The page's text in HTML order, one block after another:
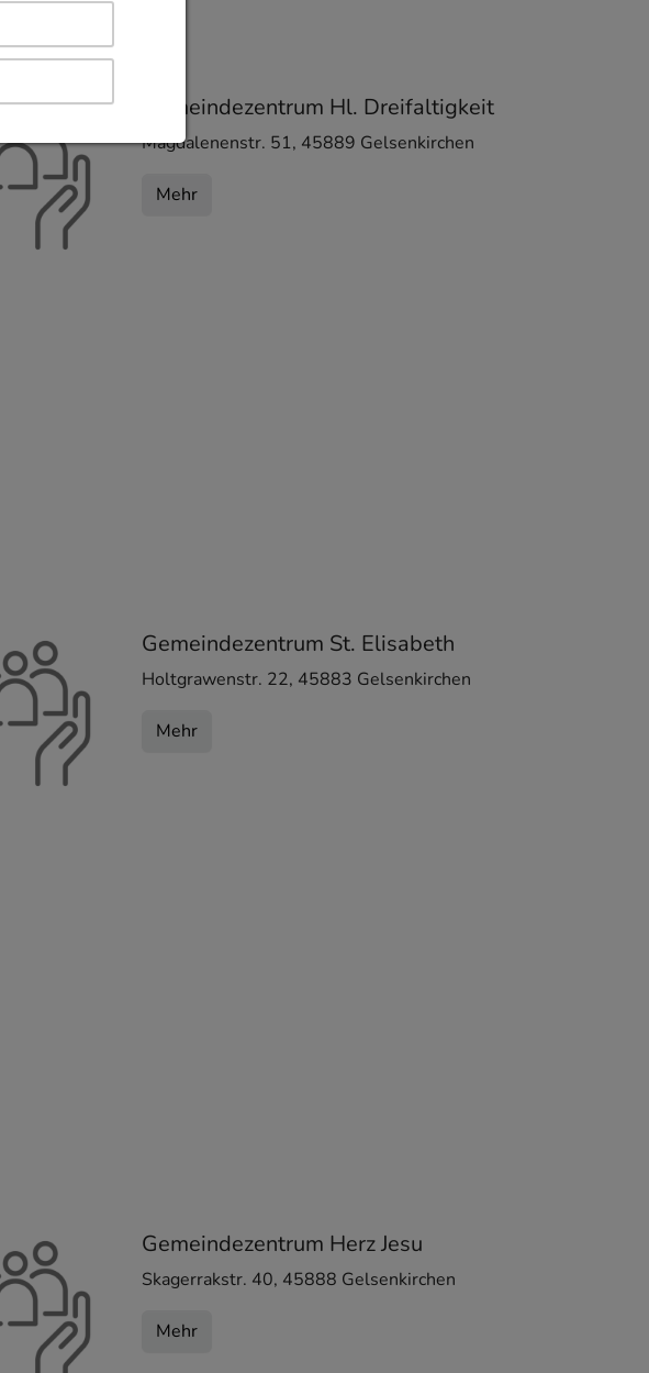
Gemeindezentrum Hl. Dreifaltigkeit
Magdalenenstr. 51, 45889 Gelsenkirchen
Mehr
Gemeindezentrum St. Elisabeth
Holtgrawenstr. 22, 45883 Gelsenkirchen
Mehr
Gemeindezentrum Herz Jesu
Skagerrakstr. 40, 45888 Gelsenkirchen
Mehr